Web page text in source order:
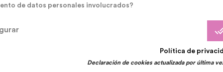
de datos personales involucrados?
Política de
Declaración de cookies actualizada por última